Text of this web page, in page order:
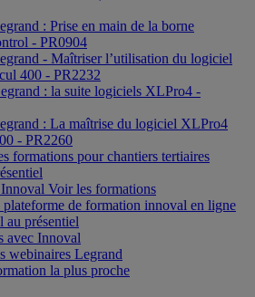
: Prise en main de la borne
- PR0904
- Maîtriser l’utilisation du logiciel
400 - PR2232
: la suite logiciels XLPro4 -
: La maîtrise du logiciel XLPro4
- PR2260
formations pour chantiers tertiaires
Voir les formations
plateforme de formation innoval en ligne
au présentiel
avec Innoval
webinaires Legrand
la plus proche